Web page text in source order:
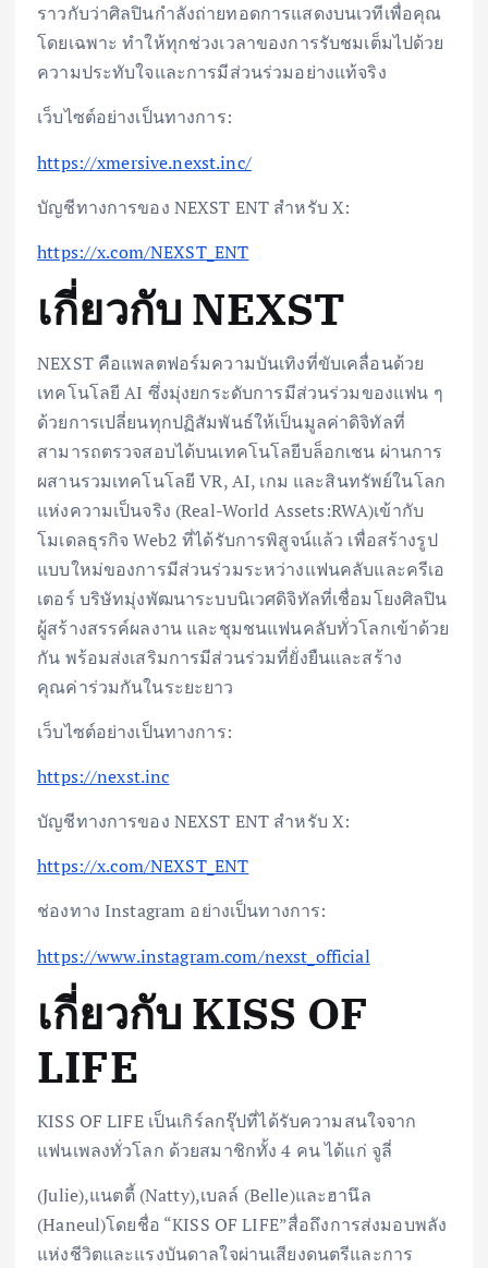
ราวกับว่าศิลปินกำลังถ่ายทอดการแสดงบนเวทีเพื่อคุณ
โดยเฉพาะ ทำให้ทุกช่วงเวลาของการรับชมเต็มไปด้วย
ความประทับใจและการมีส่วนร่วมอย่างแท้จริง
เว็บไซต์อย่างเป็นทางการ:
https://xmersive.nexst.inc/
บัญชีทางการของ NEXST ENT สำหรับ X:
https://x.com/NEXST_ENT
เกี่ยวกับ NEXST
NEXST คือแพลตฟอร์มความบันเทิงที่ขับเคลื่อนด้วย
เทคโนโลยี AI ซึ่งมุ่งยกระดับการมีส่วนร่วมของแฟน ๆ
ด้วยการเปลี่ยนทุกปฏิสัมพันธ์ให้เป็นมูลค่าดิจิทัลที่
สามารถตรวจสอบได้บนเทคโนโลยีบล็อกเชน ผ่านการ
ผสานรวมเทคโนโลยี VR, AI, เกม และสินทรัพย์ในโลก
แห่งความเป็นจริง (Real-World Assets:RWA)เข้ากับ
โมเดลธุรกิจ Web2 ที่ได้รับการพิสูจน์แล้ว เพื่อสร้างรูป
แบบใหม่ของการมีส่วนร่วมระหว่างแฟนคลับและครีเอ
เตอร์ บริษัทมุ่งพัฒนาระบบนิเวศดิจิทัลที่เชื่อมโยงศิลปิน
ผู้สร้างสรรค์ผลงาน และชุมชนแฟนคลับทั่วโลกเข้าด้วย
กัน พร้อมส่งเสริมการมีส่วนร่วมที่ยั่งยืนและสร้าง
คุณค่าร่วมกันในระยะยาว
เว็บไซต์อย่างเป็นทางการ:
https://nexst.inc
บัญชีทางการของ NEXST ENT สำหรับ X:
https://x.com/NEXST_ENT
ช่องทาง Instagram อย่างเป็นทางการ:
https://www.instagram.com/nexst_official
เกี่ยวกับ KISS OF
LIFE
KISS OF LIFE เป็นเกิร์ลกรุ๊ปที่ได้รับความสนใจจาก
แฟนเพลงทั่วโลก ด้วยสมาชิกทั้ง 4 คน ได้แก่ จูลี่
(Julie),แนตตี้ (Natty),เบลล์ (Belle)และฮานึล
(Haneul)โดยชื่อ “KISS OF LIFE”สื่อถึงการส่งมอบพลัง
แห่งชีวิตและแรงบันดาลใจผ่านเสียงดนตรีและการ